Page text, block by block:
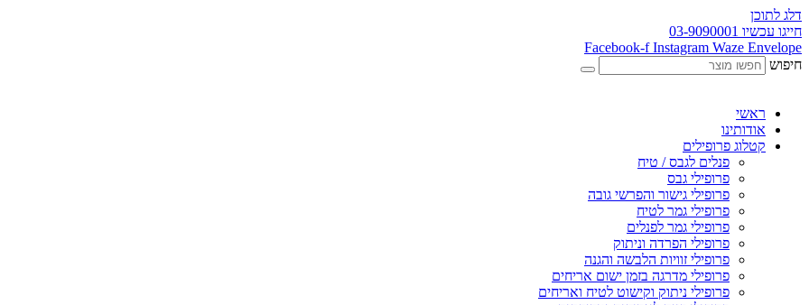
דלג לתוכן
חייגו עכשיו 03-9090001
Facebook-f Instagram Waze Envelope
חיפוש
ראשי
אודותינו
קטלוג פרופילים
פנלים לגבס / טיח
פרופילי גבס
פרופילי גישור והפרשי גובה
פרופילי גמר לטיח
פרופילי גמר לפנלים
פרופילי הפרדה וניתוק
פרופילי זוויות הלבשה והגנה
פרופילי מדרגה בזמן ישום אריחים
פרופילי ניתוק וקישוט לטיח ואריחים